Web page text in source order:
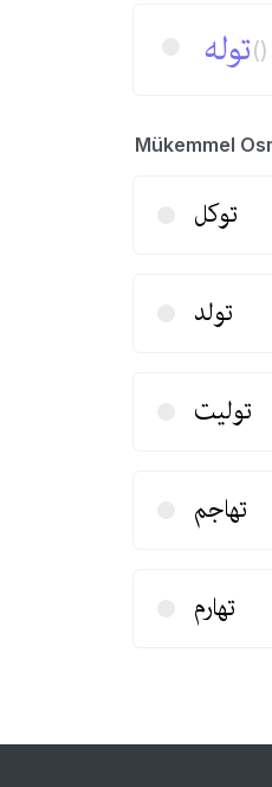
توله()
Mükemmel
توكل
تولد
تولیت
تهاجم
تهارم